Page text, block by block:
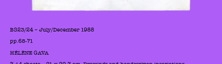
BS23/24 – July/December 1988
pp.65-71
HÉLÈNE GAVA